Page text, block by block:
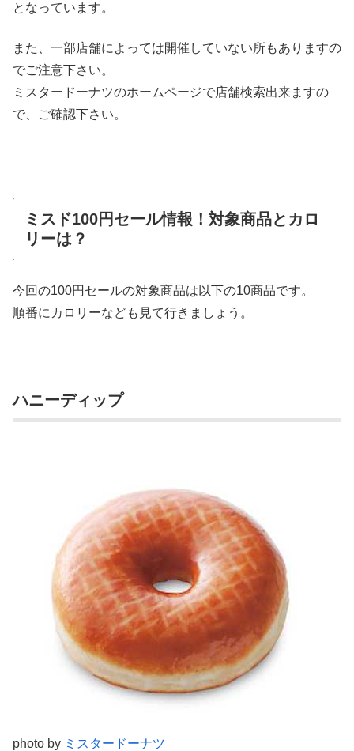
となっています。
また、一部店舗によっては開催していない所もありますの
でご注意下さい。
ミスタードーナツのホームページで店舗検索出来ますの
で、ご確認下さい。
ミスド100円セール情報！対象商品とカロ
リーは？
今回の100円セールの対象商品は以下の10商品です。
順番にカロリーなども見て行きましょう。
ハニーディップ
photo by ミスタードーナツ